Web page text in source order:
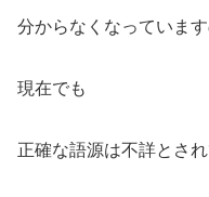
分からなくなっていま
現在でも
正確な語源は不詳とされ